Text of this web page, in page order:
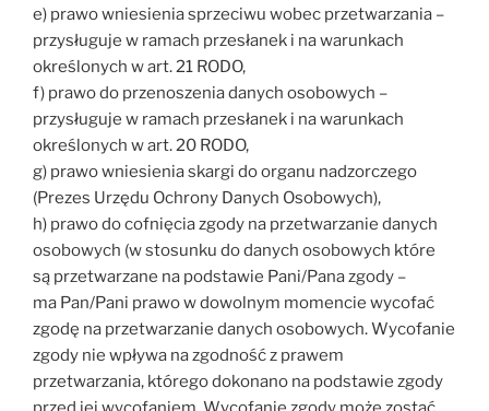
e) prawo wniesienia sprzeciwu wobec przetwarzania –
przysługuje w ramach przesłanek i na warunkach
określonych w art. 21 RODO,
f) prawo do przenoszenia danych osobowych –
przysługuje w ramach przesłanek i na warunkach
określonych w art. 20 RODO,
g) prawo wniesienia skargi do organu nadzorczego
(Prezes Urzędu Ochrony Danych Osobowych),
h) prawo do cofnięcia zgody na przetwarzanie danych
osobowych (w stosunku do danych osobowych które
są przetwarzane na podstawie Pani/Pana zgody –
ma Pan/Pani prawo w dowolnym momencie wycofać
zgodę na przetwarzanie danych osobowych. Wycofanie
zgody nie wpływa na zgodność z prawem
przetwarzania, którego dokonano na podstawie zgody